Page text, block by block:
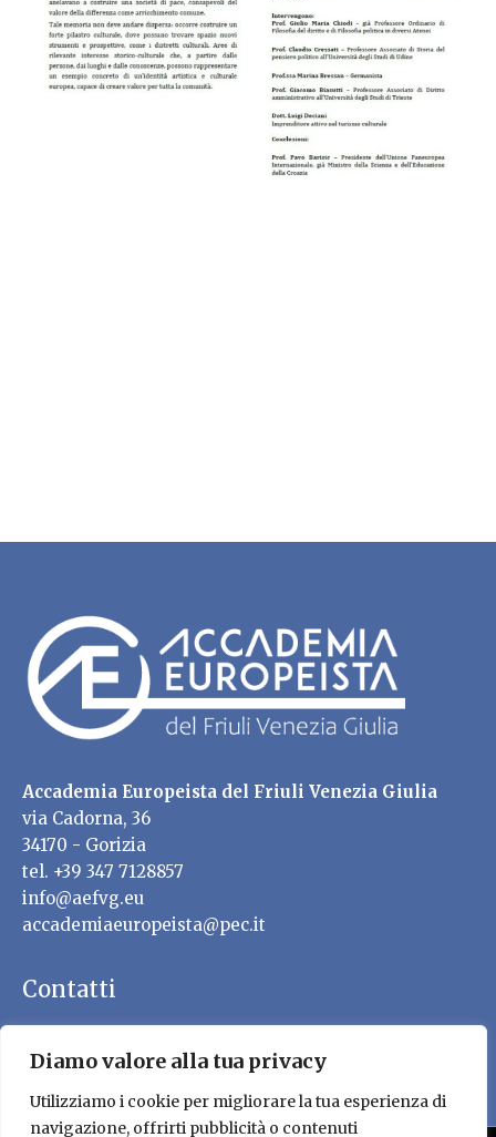
Diamo valore alla tua privacy
Utilizziamo i cookie per migliorare la tua esperienza di
navigazione, offrirti pubblicità o contenuti
Accademia Europeista del Friuli Venezia Giulia
via Cadorna, 36
34170 - Gorizia
tel. +39 347 7128857
info@aefvg.eu
accademiaeuropeista@pec.it
Contatti